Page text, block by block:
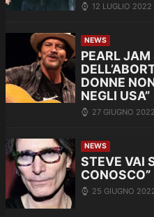
12 LUGLIO 2022
NEWS
PEARL JAM
DONNE
NEGLI USA”
27 GIUGNO 2022
NEWS
STEVE VAI
CONOSCO”
25 GIUGNO